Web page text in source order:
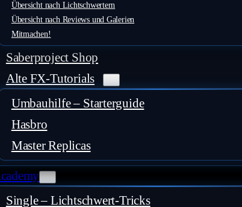
Übersicht nach Lichtschwertern
Übersicht nach Reviews und Galerien
Mitmachen!
Saberproject Shop
Alte FX-Tutorials
Umbauhilfe – Starterguide
Hasbro
Master Replicas
Single – Lichtschwert-Tricks